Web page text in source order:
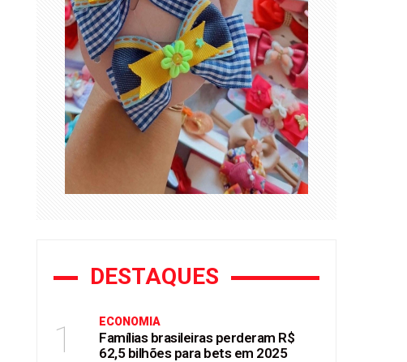
DESTAQUES
1 ECONOMIA
Famílias brasileiras perderam R$
62,5 bilhões para bets em 2025